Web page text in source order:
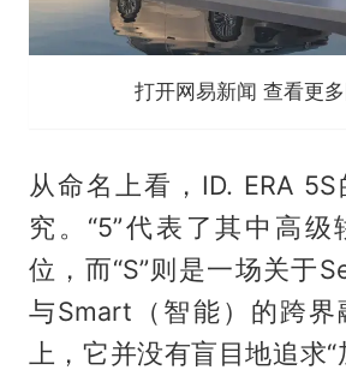
打开网易新闻 查看更
从命名上看，ID. ERA
究。“5”代表了其中高级
位，而“S”则是一场关于
与Smart（智能）的跨界
上，它并没有盲目地追求